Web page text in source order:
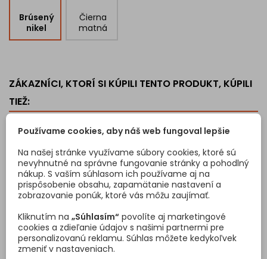
Brúsený
nikel
Čierna
matná
ZÁKAZNÍCI, KTORÍ SI KÚPILI TENTO PRODUKT, KÚPILI
TIEŽ:
Používame cookies, aby náš web fungoval lepšie
Na našej stránke využívame súbory cookies, ktoré sú
nevyhnutné na správne fungovanie stránky a pohodlný
nákup. S vaším súhlasom ich používame aj na
prispôsobenie obsahu, zapamätanie nastavení a
zobrazovanie ponúk, ktoré vás môžu zaujímať.
Kliknutím na „Súhlasím“ povolíte aj marketingové
cookies a zdieľanie údajov s našimi partnermi pre
personalizovanú reklamu. Súhlas môžete kedykoľvek
zmeniť v nastaveniach.